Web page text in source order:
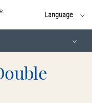
Language
일본어